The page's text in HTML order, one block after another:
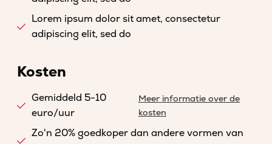
Lorem ipsum dolor sit amet, consectetur
adipiscing elit, sed do
Kosten
Gemiddeld 5-10
euro/uur
Meer informatie over de
kosten
Zo'n 20% goedkoper dan andere vormen van